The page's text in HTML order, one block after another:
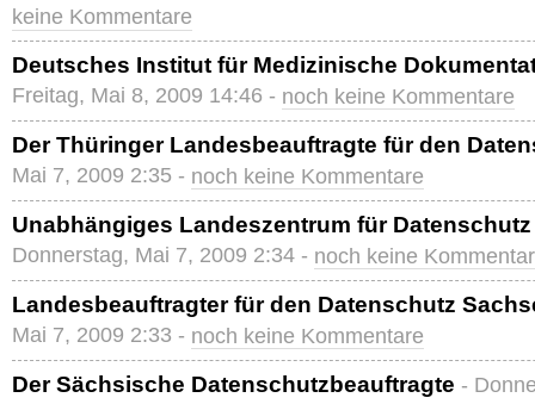
keine Kommentare
Deutsches Institut für Medizinische
Freitag, Mai 8, 2009 14:46 - noch keine Kommentare
Der Thüringer Landesbeauftragte für den
Mai 7, 2009 2:35 - noch keine Kommentare
Unabhängiges Landeszentrum für
Donnerstag, Mai 7, 2009 2:34 - noch keine
Landesbeauftragter für den Datenschutz
Mai 7, 2009 2:33 - noch keine Kommentare
Der Sächsische Datenschutzbeauftragte -